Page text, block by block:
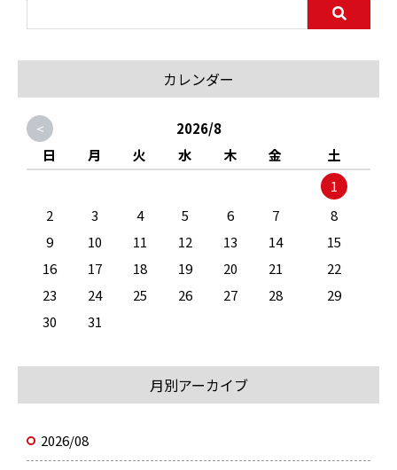
カレンダー
<
2026/8
日
月 火 水 木 金
土
1
2
3 4 5 6 7
8
9
10 11 12 13 14
15
16
17 18 19 20 21
22
23
24 25 26 27 28
29
30
31
月別アーカイブ
2026/08